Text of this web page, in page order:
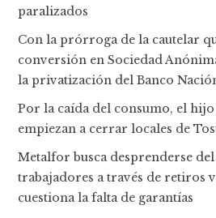
paralizados
Con la prórroga de la cautelar
conversión en Sociedad
la privatización del Banco
Por la caída del consumo, el
empiezan a cerrar locales de
Metalfor busca desprenderse del
trabajadores a través de retiros
cuestiona la falta de garantías